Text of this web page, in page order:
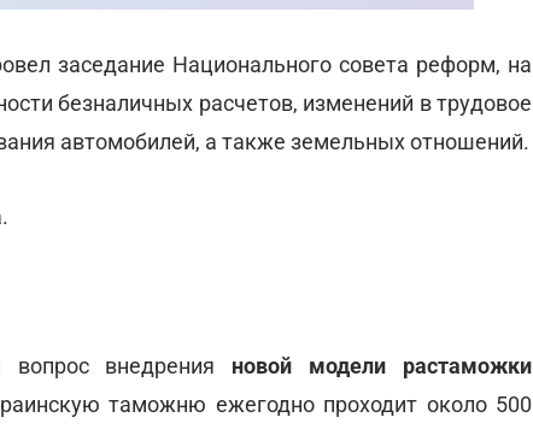
заседание Национального совета реформ, на
безналичных расчетов, изменений в трудовое
автомобилей, а также земельных отношений.
вопрос внедрения новой модели растаможки
таможню ежегодно проходит около 500